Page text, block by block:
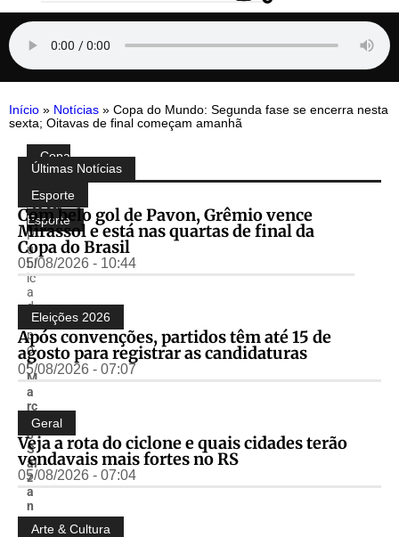
Início » Notícias » Copa do Mundo: Segunda fase se encerra nesta
sexta; Oitavas de final começam amanhã
Compartilhe:
Copa
do
Mundo
2026,
Esporte
P
u
bl
ic
a
d
o
p
o
r
M
a
rc
el
o
S
al
z
a
n
o
Últimas Notícias
Esporte
Com belo gol de Pavon, Grêmio vence
Mirassol e está nas quartas de final da
Copa do Brasil
05/08/2026 - 10:44
Eleições 2026
Após convenções, partidos têm até 15 de
agosto para registrar as candidaturas
05/08/2026 - 07:07
Geral
Veja a rota do ciclone e quais cidades terão
vendavais mais fortes no RS
05/08/2026 - 07:04
Arte & Cultura